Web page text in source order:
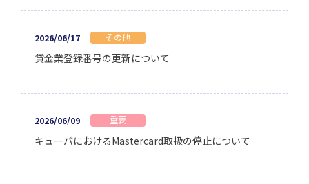
2026/06/17 その他
貸金業登録番号の更新について
2026/06/09 重要
キューバにおけるMastercard取扱の停止について